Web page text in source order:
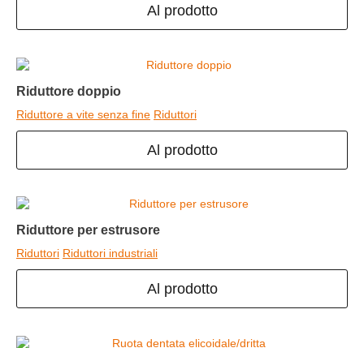
Al prodotto
Riduttore doppio
Riduttore a vite senza fine Riduttori
Al prodotto
Riduttore per estrusore
Riduttori Riduttori industriali
Al prodotto